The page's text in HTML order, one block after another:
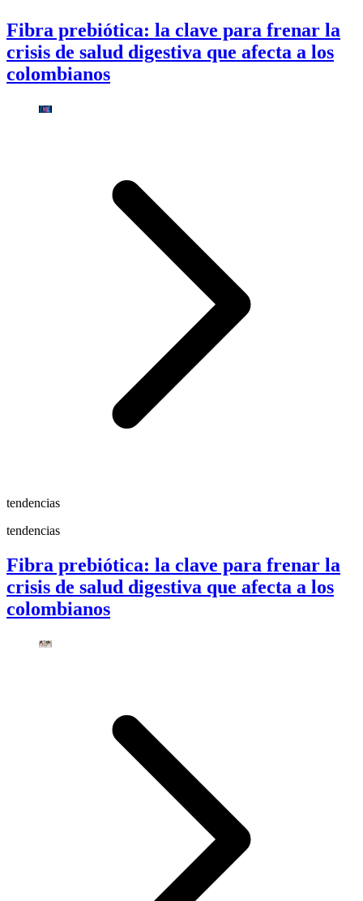
Fibra prebiótica: la clave para frenar la
crisis de salud digestiva que afecta a los
colombianos
tendencias
tendencias
Fibra prebiótica: la clave para frenar la
crisis de salud digestiva que afecta a los
colombianos